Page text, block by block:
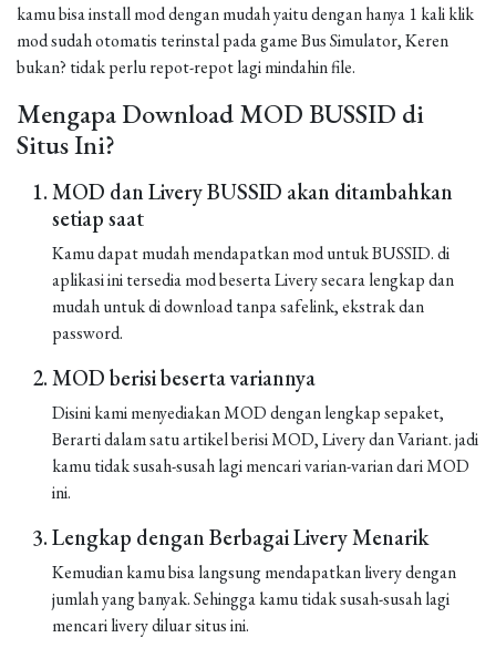
kamu bisa install mod dengan mudah yaitu dengan hanya 1 kali klik
mod sudah otomatis terinstal pada game Bus Simulator, Keren
bukan? tidak perlu repot-repot lagi mindahin file.
Mengapa Download MOD BUSSID di
Situs Ini?
MOD dan Livery BUSSID akan ditambahkan
setiap saat
Kamu dapat mudah mendapatkan mod untuk BUSSID. di
aplikasi ini tersedia mod beserta Livery secara lengkap dan
mudah untuk di download tanpa safelink, ekstrak dan
password.
MOD berisi beserta variannya
Disini kami menyediakan MOD dengan lengkap sepaket,
Berarti dalam satu artikel berisi MOD, Livery dan Variant. jadi
kamu tidak susah-susah lagi mencari varian-varian dari MOD
ini.
Lengkap dengan Berbagai Livery Menarik
Kemudian kamu bisa langsung mendapatkan livery dengan
jumlah yang banyak. Sehingga kamu tidak susah-susah lagi
mencari livery diluar situs ini.